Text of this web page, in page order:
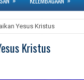
Yesus Kristus
Kristus